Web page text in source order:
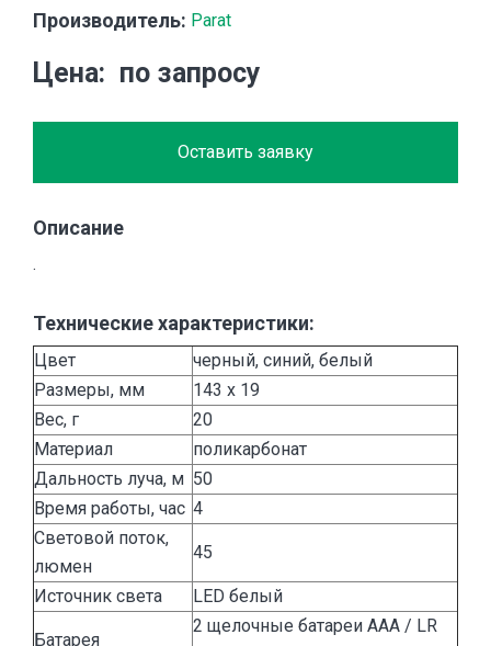
Производитель: Parat
Цена по запросу
Оставить заявку
Описание
.
Технические характеристики:
Цвет
черный, синий, белый
Размеры, мм
143 x 19
Вес, г
20
Материал
поликарбонат
Дальность луча, м 50
Время работы, час 4
Световой поток,
люмен
45
Источник света LED белый
Батарея
2 щелочные батареи AAA / LR